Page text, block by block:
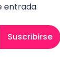
entrada.
Suscribirse